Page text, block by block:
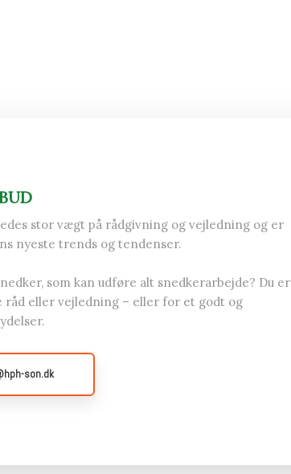
stor vægt på rådgivning og vejledning og er
nyeste trends og tendenser.​
som kan udføre alt snedkerarbejde? Du er
eller vejledning – eller for et godt og
son.dk​